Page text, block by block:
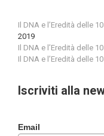
Il DNA e l’Eredità delle
2019
Il DNA e l’Eredità delle
Il DNA e l’Eredità delle
Iscriviti alla
Email